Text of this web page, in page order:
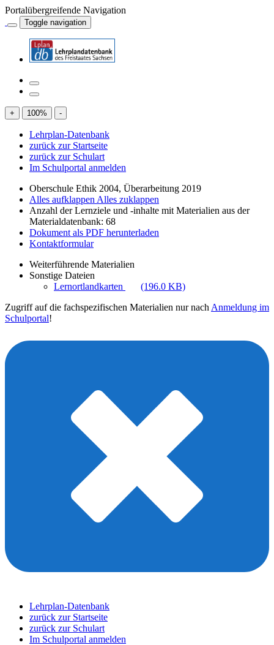
Portalübergreifende Navigation
Toggle navigation
+ 100% -
Lehrplan-Datenbank
zurück zur Startseite
zurück zur Schulart
Im Schulportal anmelden
Oberschule Ethik 2004, Überarbeitung 2019
Alles aufklappen Alles zuklappen
Anzahl der Lernziele und -inhalte mit Materialien aus der
Materialdatenbank: 68
Dokument als PDF herunterladen
Kontaktformular
Weiterführende Materialien
Sonstige Dateien
Lernortlandkarten
(196.0 KB)
Zugriff auf die fachspezifischen Materialien nur nach Anmeldung im
Schulportal!
Lehrplan-Datenbank
zurück zur Startseite
zurück zur Schulart
Im Schulportal anmelden